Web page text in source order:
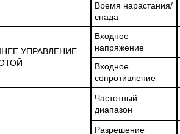
Время нарастания/
спада
УПРАВЛЕНИЕ
Входное
напряжение
Входное
сопротивление
Частотный
диапазон
Разрешение